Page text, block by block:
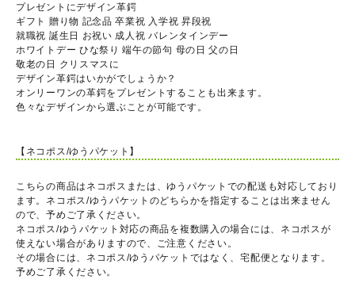
プレゼントにデザイン革鍔
ギフト 贈り物 記念品 卒業祝 入学祝 昇段祝
就職祝 誕生日 お祝い 成人祝 バレンタインデー
ホワイトデー ひな祭り 端午の節句 母の日 父の日
敬老の日 クリスマスに
デザイン革鍔はいかがでしょうか？
オンリーワンの革鍔をプレゼントすることも出来ます。
色々なデザインから選ぶことが可能です。
【ネコポス/ゆうパケット】
こちらの商品はネコポスまたは、ゆうパケットでの配送も対応しており
ます。ネコポス/ゆうパケットのどちらかを指定することは出来ません
ので、予めご了承ください。
ネコポス/ゆうパケット対応の商品を複数購入の場合には、ネコポスが
使えない場合がありますので、ご注意ください。
その場合には、ネコポス/ゆうパケットではなく、宅配便となります。
予めご了承ください。